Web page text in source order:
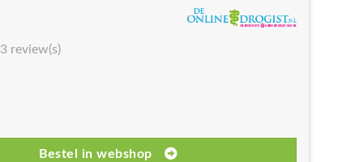
3 review(s)
Bestel in webshop